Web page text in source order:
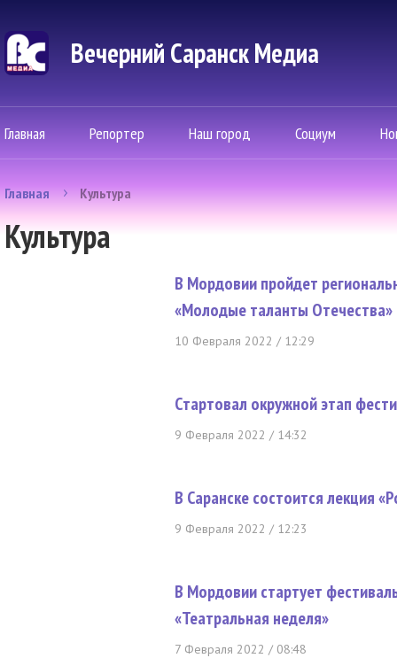
Вечерний Саранск Mедиа
Главная Репортер Наш город Социум
Главная Культура
Культура
В Мордовии пройдет
«Молодые таланты Отечества»
10 Февраля 2022 / 12:29
Cтартовал окружной этап
9 Февраля 2022 / 14:32
В Саранске состоится лекция
9 Февраля 2022 / 12:23
В Мордовии стартует
«Театральная неделя»
7 Февраля 2022 / 08:48